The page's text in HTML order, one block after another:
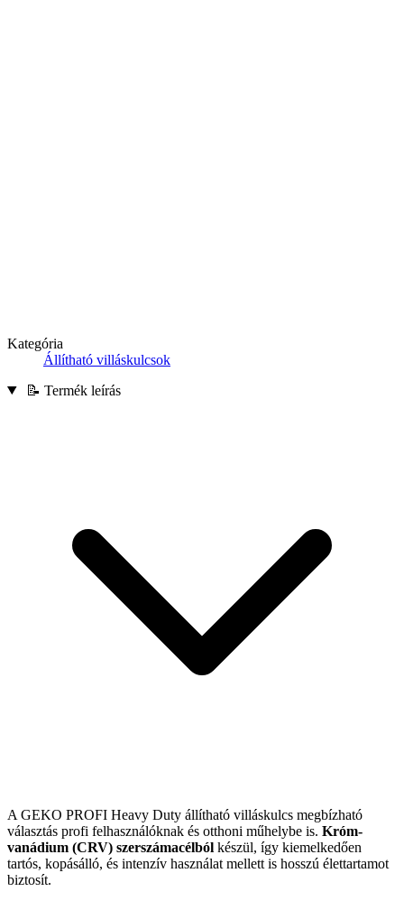
Kategória
Állítható villáskulcsok
📝 Termék leírás
A GEKO PROFI Heavy Duty állítható villáskulcs megbízható
választás profi felhasználóknak és otthoni műhelybe is. Króm-
vanádium (CRV) szerszámacélból készül, így kiemelkedően
tartós, kopásálló, és intenzív használat mellett is hosszú élettartamot
biztosít.